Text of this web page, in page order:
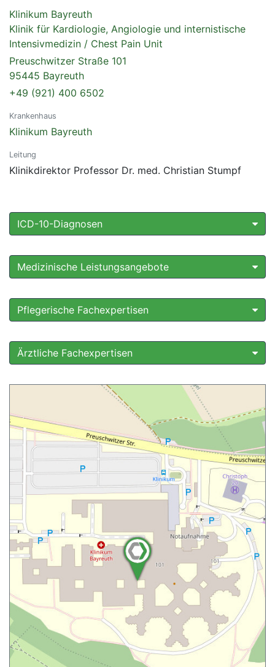
Klinikum Bayreuth
Klinik für Kardiologie, Angiologie und internistische
Intensivmedizin / Chest Pain Unit
Preuschwitzer Straße 101
95445 Bayreuth
+49 (921) 400 6502
Krankenhaus
Klinikum Bayreuth
Leitung
Klinikdirektor Professor Dr. med. Christian Stumpf
ICD-10-Diagnosen
Medizinische Leistungsangebote
Pflegerische Fachexpertisen
Ärztliche Fachexpertisen